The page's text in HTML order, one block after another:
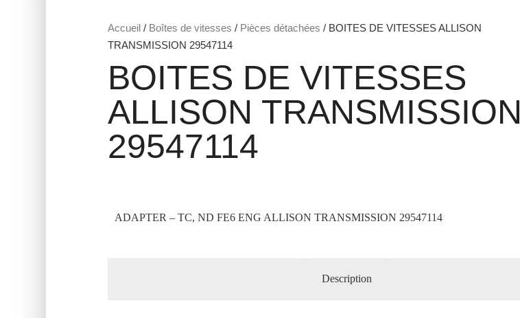
Accueil / Boîtes de vitesses / Pièces détachées / BOITES DE VITESSES ALLISON
TRANSMISSION 29547114
BOITES DE VITESSES
ALLISON TRANSMISSION
29547114
ADAPTER – TC, ND FE6 ENG ALLISON TRANSMISSION 29547114
Description